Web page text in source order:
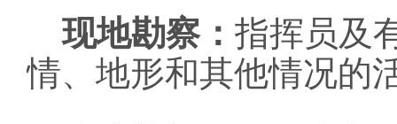
现地勘察： 指挥员及
情、地形和其他情况的